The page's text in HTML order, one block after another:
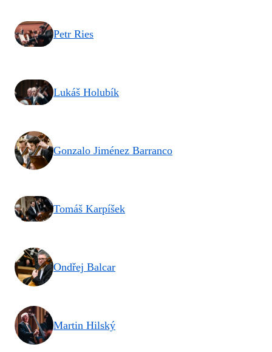
Petr Ries
Lukáš Holubík
Gonzalo Jiménez Barranco
Tomáš Karpíšek
Ondřej Balcar
Martin Hilský